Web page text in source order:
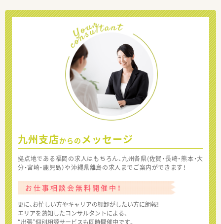
九州支店からの メッセージ
拠点地である福岡の求人はもちろん、九州各県(佐賀・長崎・熊本・大
分・宮崎・鹿児島）や沖縄県離島の求人までご案内ができます！
お仕事相談会無料開催中！
更に、お忙しい方やキャリアの棚卸がしたい方に朗報!
エリアを熟知したコンサルタントによる、
“出張”個別相談サービスも同時開催中です。